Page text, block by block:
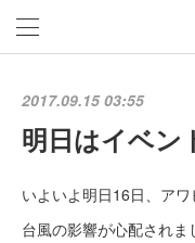
2017.09.15 03:55
明日はイベン
いよいよ明日16日、ア
台風の影響が心配され